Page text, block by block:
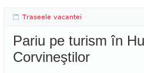
Traseele vacantei
Pariu pe turism în
Corvineştilor